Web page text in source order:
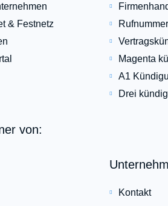
& Festnetz
von:
Magenta
A1
Drei
Kontakt